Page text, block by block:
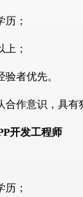
历；
上；
者优先。
合作意识，具有
开发工程师
历；